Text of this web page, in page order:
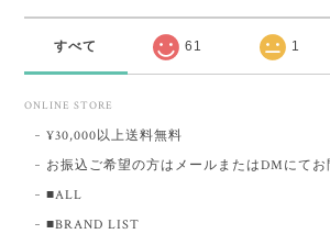
すべて 61 1
ONLINE STORE
¥30,000以上送料無料
お振込ご希望の方はメールまたはDMにてお
■ALL
■BRAND LIST